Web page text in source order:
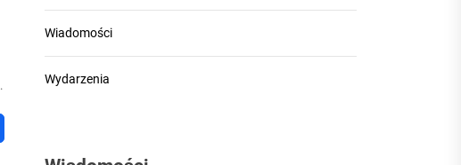
Wiadomości
Wydarzenia